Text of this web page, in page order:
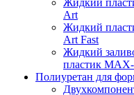
Жидкий
Art
Жидкий
Art Fast
Жидкий
пластик
Полиуретан для